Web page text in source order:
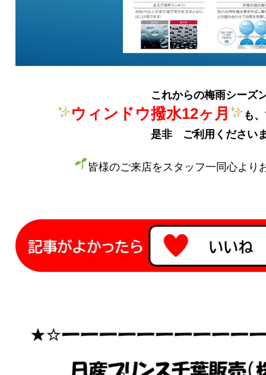
これからの梅雨シーズ
ウィンドウ撥水12ヶ月
も
是非 ご利用ください
皆様のご来店をスタッフ一同心より